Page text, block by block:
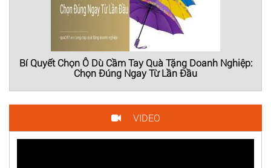
Bí Quyết Chọn Ô Dù Cầm Tay Quà Tặng Doanh Nghiệp:
Chọn Đúng Ngay Từ Lần Đầu
VIDEO